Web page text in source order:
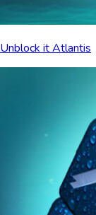
Unblock it Atlantis